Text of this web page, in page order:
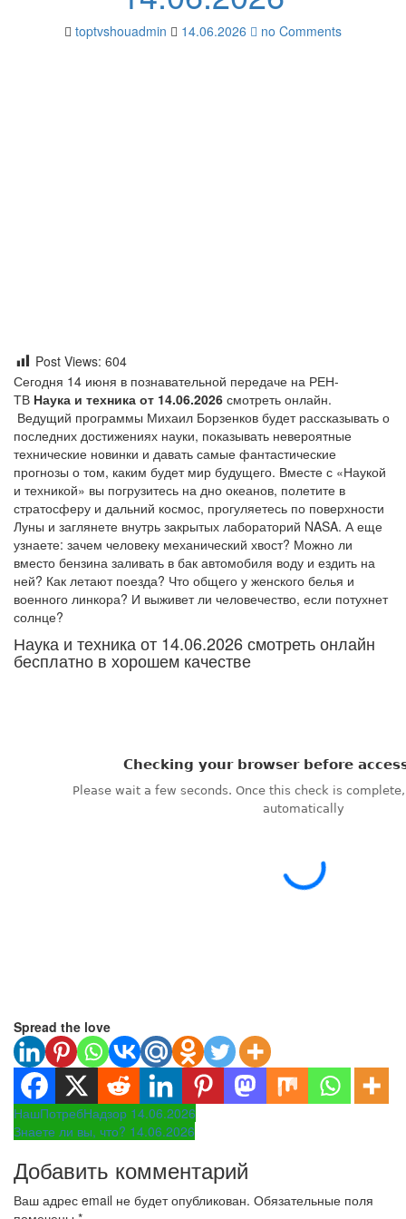
toptvshouadmin 14.06.2026 no Comments
Post Views: 604
Сегодня 14 июня в познавательной передаче на РЕН-
ТВ Наука и техника от 14.06.2026 смотреть онлайн.
Ведущий программы Михаил Борзенков будет рассказывать о
последних достижениях науки, показывать невероятные
технические новинки и давать самые фантастические
прогнозы о том, каким будет мир будущего. Вместе с «Наукой
и техникой» вы погрузитесь на дно океанов, полетите в
стратосферу и дальний космос, прогуляетесь по поверхности
Луны и заглянете внутрь закрытых лабораторий NASA. А еще
узнаете: зачем человеку механический хвост? Можно ли
вместо бензина заливать в бак автомобиля воду и ездить на
ней? Как летают поезда? Что общего у женского белья и
военного линкора? И выживет ли человечество, если потухнет
солнце?
Наука и техника от 14.06.2026 смотреть онлайн
бесплатно в хорошем качестве
Spread the love
Навигация
по
записям
НашПотребНадзор 14.06.2026
Знаете ли вы, что? 14.06.2026
Добавить комментарий
Ваш адрес email не будет опубликован. Обязательные поля